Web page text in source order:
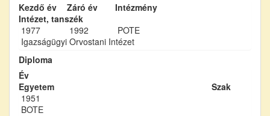
Kezdő év
Záró év
Intézmény
Intézet, tanszék
1977
1992
POTE
Igazságügyi Orvostani Intézet
Diploma
Év
Egyetem
Szak
1951
BOTE